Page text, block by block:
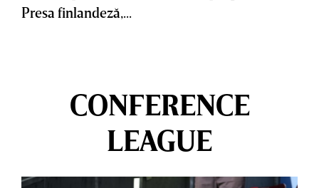
Presa finlandeză,...
CONFERENCE
LEAGUE